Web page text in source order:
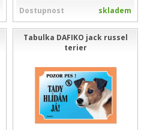
Dostupnost skladem
Tabulka DAFIKO jack russel
terier